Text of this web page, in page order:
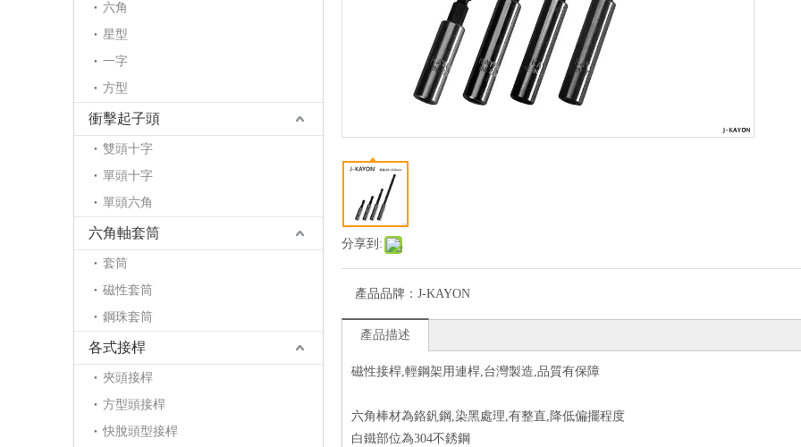
六角
星型
一字
方型
衝擊起子頭
雙頭十字
單頭十字
單頭六角
六角軸套筒
套筒
磁性套筒
鋼珠套筒
各式接桿
夾頭接桿
方型頭接桿
快脫頭型接桿
分享到:
產品品牌： J-KAYON
產品描述
磁性接桿,輕鋼架用連桿,台灣製造,品質有保障
六角棒材為鉻釩鋼,染黑處理,有整直,降低偏擺程度
白鐵部位為304不銹鋼